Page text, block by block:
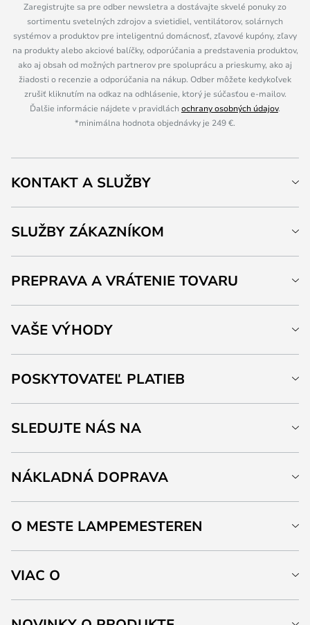
Zaregistrujte sa pre odber newsletra a dostávajte skvelé ponuky zo
sortimentu svetelných zdrojov a svietidiel, ventilátorov, solárnych
systémov a produktov pre inteligentnú domácnosť, zľavové kupóny, zľavy
na produkty alebo akciové balíčky, odporúčania a predstavenia produktov,
ako aj obsah od možných partnerov pre spoluprácu a prieskumy, ako aj
žiadosti o recenzie a odporúčania na nákup. Odber môžete kedykoľvek
zrušiť kliknutím na odkaz na odhlásenie, ktorý je súčasťou e-mailov.
Ďalšie informácie nájdete v pravidláchochrany osobných údajov.
*minimálna hodnota objednávky je 249 €.
KONTAKT A SLUŽBY
SLUŽBY ZÁKAZNÍKOM
PREPRAVA A VRÁTENIE TOVARU
VAŠE VÝHODY
POSKYTOVATEĽ PLATIEB
SLEDUJTE NÁS NA
NÁKLADNÁ DOPRAVA
O MESTE LAMPEMESTEREN
VIAC O